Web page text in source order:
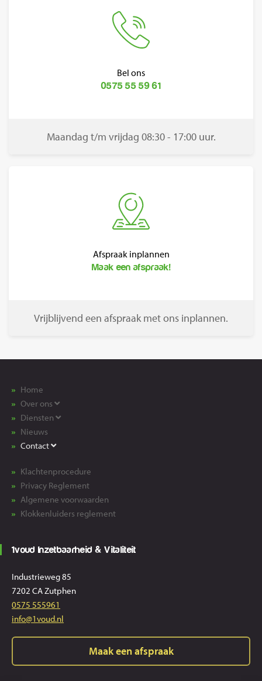
Bel ons
0575 55 59 61
Maandag t/m vrijdag 08:30 - 17:00 uur.
Afspraak inplannen
Maak een afspraak!
Vrijblijvend een afspraak met ons inplannen.
Home
Over ons
Diensten
Nieuws
Contact
Klachtenprocedure
Privacy Reglement
Algemene voorwaarden
Klokkenluiders reglement
1voud Inzetbaarheid & Vitaliteit
Industrieweg 85
7202 CA Zutphen
0575 555961
info@1voud.nl
Maak een afspraak